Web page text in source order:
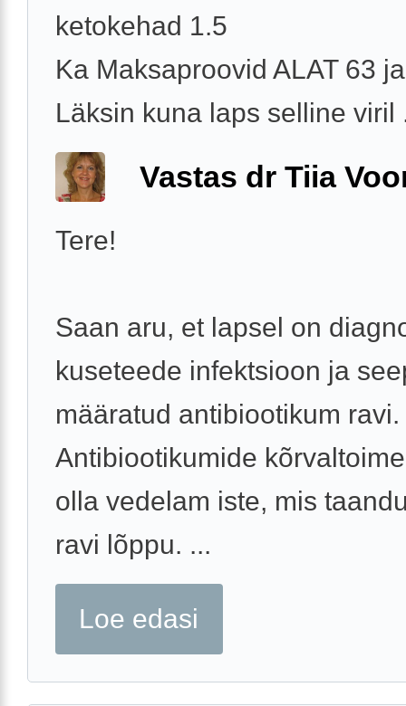
ketokehad 1.5
Ka Maksaproovid ALAT 63
Läksin kuna laps selline viril
Vastas dr Tiia
Tere!
Saan aru, et lapsel on
kuseteede infektsioon ja
määratud antibiootikum ravi.
Antibiootikumide
olla vedelam iste, mis
ravi lõppu. ...
Loe edasi